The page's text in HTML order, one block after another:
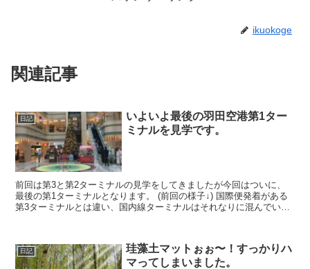
ikuokoge
関連記事
日記
いよいよ最後の羽田空港第1ター
ミナルを見学です。
前回は第3と第2ターミナルの見学をしてきましたが今回はついに、
最後の第1ターミナルとなります。 (前回の様子↓) 国際便発着がある
第3ターミナルとは違い、国内線ターミナルはそれなりに混んでいて
日記
珪藻土マットぉぉ〜！すっかりハ
マってしまいました。